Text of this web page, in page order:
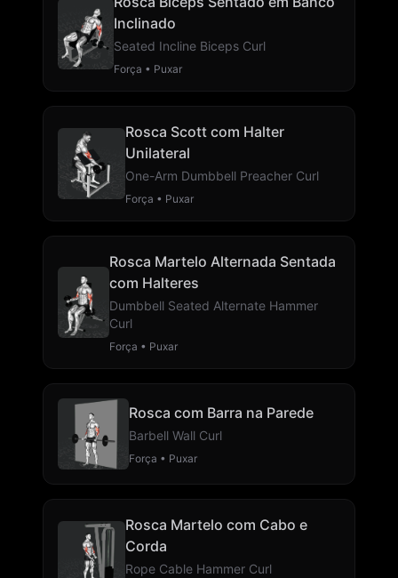
Inclinado
Seated Incline Biceps Curl
Força • Puxar
Rosca Scott com Halter
Unilateral
One-Arm Dumbbell Preacher Curl
Força • Puxar
Rosca Martelo Alternada Sentada
com Halteres
Dumbbell Seated Alternate Hammer
Curl
Força • Puxar
Rosca com Barra na Parede
Barbell Wall Curl
Força • Puxar
Rosca Martelo com Cabo e
Corda
Rope Cable Hammer Curl